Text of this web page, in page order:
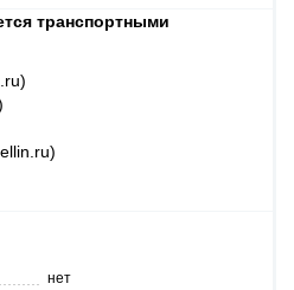
транспортными
нет